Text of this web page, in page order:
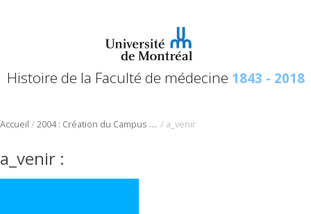
Histoire de la Faculté de médecine 1843 - 2018
Accueil / 2004 : Création du Campus de l’Université de Montréal en Mauricie / a_venir
a_venir :